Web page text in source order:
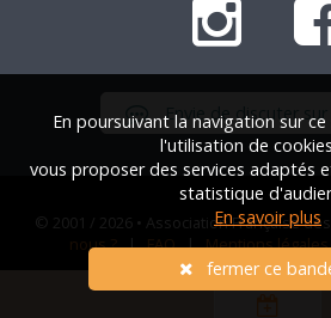
Envie de discuter sur
© 2001 / 2026 • Association Française
nous ?|FAQ|Mentions légales
En poursuivant la navigation sur
l'utilisation de
vous proposer des services adaptés
statistique
En savoir plus
fermer ce